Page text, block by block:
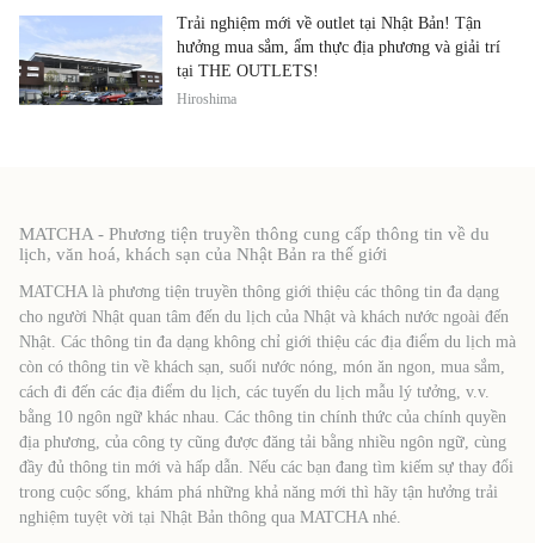
Trải nghiệm mới về outlet tại Nhật Bản! Tận
hưởng mua sắm, ẩm thực địa phương và giải trí
tại THE OUTLETS!
Hiroshima
MATCHA - Phương tiện truyền thông cung cấp thông tin về du
lịch, văn hoá, khách sạn của Nhật Bản ra thế giới
MATCHA là phương tiện truyền thông giới thiệu các thông tin đa dạng
cho người Nhật quan tâm đến du lịch của Nhật và khách nước ngoài đến
Nhật. Các thông tin đa dạng không chỉ giới thiệu các địa điểm du lịch mà
còn có thông tin về khách sạn, suối nước nóng, món ăn ngon, mua sắm,
cách đi đến các địa điểm du lịch, các tuyến du lịch mẫu lý tưởng, v.v.
bằng 10 ngôn ngữ khác nhau. Các thông tin chính thức của chính quyền
địa phương, của công ty cũng được đăng tải bằng nhiều ngôn ngữ, cùng
đầy đủ thông tin mới và hấp dẫn. Nếu các bạn đang tìm kiếm sự thay đổi
trong cuộc sống, khám phá những khả năng mới thì hãy tận hưởng trải
nghiệm tuyệt vời tại Nhật Bản thông qua MATCHA nhé.